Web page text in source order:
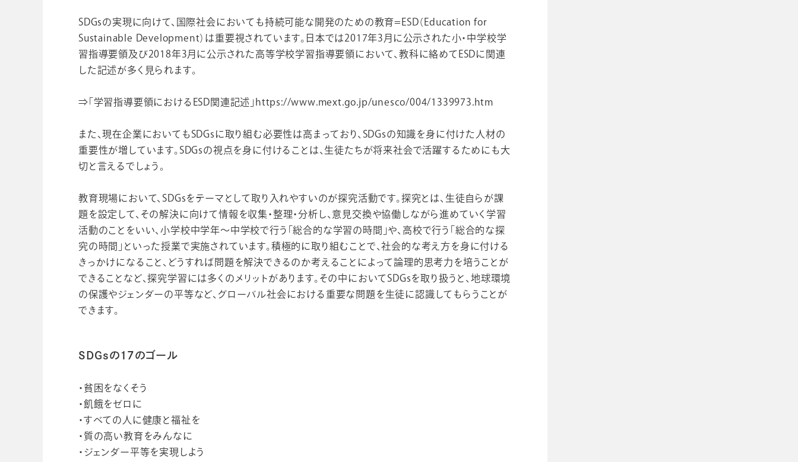
SDGsの実現に向けて、国際社会においても持続可能な開発のための教育=ESD（Education for
Sustainable Development）は重要視されています。日本では2017年3月に公示された小・中学校学
習指導要領及び2018年3月に公示された高等学校学習指導要領において、教科に絡めてESDに関連
した記述が多く見られます。
⇒「学習指導要領におけるESD関連記述」https://www.mext.go.jp/unesco/004/1339973.htm
また、現在企業においてもSDGsに取り組む必要性は高まっており、SDGsの知識を身に付けた人材の
重要性が増しています。SDGsの視点を身に付けることは、生徒たちが将来社会で活躍するためにも大
切と言えるでしょう。
教育現場において、SDGsをテーマとして取り入れやすいのが探究活動です。探究とは、生徒自らが課
題を設定して、その解決に向けて情報を収集・整理・分析し、意見交換や協働しながら進めていく学習
活動のことをいい、小学校中学年～中学校で行う「総合的な学習の時間」や、高校で行う「総合的な探
究の時間」といった授業で実施されています。積極的に取り組むことで、社会的な考え方を身に付ける
きっかけになること、どうすれば問題を解決できるのか考えることによって論理的思考力を培うことが
できることなど、探究学習には多くのメリットがあります。その中においてSDGsを取り扱うと、地球環境
の保護やジェンダーの平等など、グローバル社会における重要な問題を生徒に認識してもらうことが
できます。
SDGsの17のゴール
・貧困をなくそう
・飢餓をゼロに
・すべての人に健康と福祉を
・質の高い教育をみんなに
・ジェンダー平等を実現しよう